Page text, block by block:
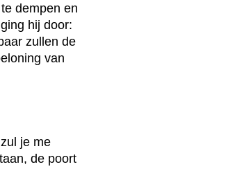
dempen en
hij door:
zullen de
van
je me
de poort